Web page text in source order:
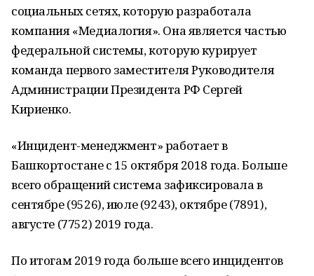
социальных сетях, которую разработала
компания «Медиалогия». Она является частью
федеральной системы, которую курирует
команда первого заместителя Руководителя
Администрации Президента РФ Сергей
Кириенко.
«Инцидент-менеджмент» работает в
Башкортостане с 15 октября 2018 года. Больше
всего обращений система зафиксировала в
сентябре (9526), июле (9243), октябре (7891),
августе (7752) 2019 года.
По итогам 2019 года больше всего инцидентов